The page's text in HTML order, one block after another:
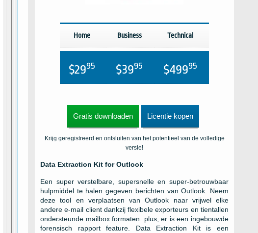
Home
$2995
Business
$3995
Technical
$49995
Gratis downloaden Licentie kopen
Krijg geregistreerd en ontsluiten van het potentieel van de volledige
versie!
Data Extraction Kit for Outlook
Een super verstelbare, supersnelle en super-betrouwbaar
hulpmiddel te halen gegeven berichten van Outlook. Neem
deze tool en verplaatsen van Outlook naar vrijwel elke
andere e-mail client dankzij flexibele exporteurs en tientallen
ondersteunde mailbox formaten. plus, er is een ingebouwde
forensisch rapport feature. Data Extraction Kit is een